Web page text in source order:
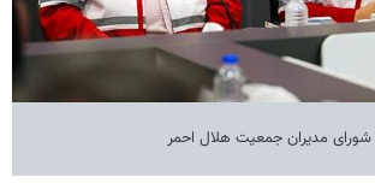
شورای مدیران جمعیت هلال احمر